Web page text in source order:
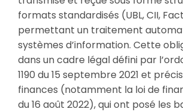
formats standardisés (UBL, CII,
permettant un traitement
systèmes d’information. Cette
dans un cadre légal défini par
1190 du 15 septembre 2021 et
finances (notamment la loi de
du 16 août 2022), qui ont posé les